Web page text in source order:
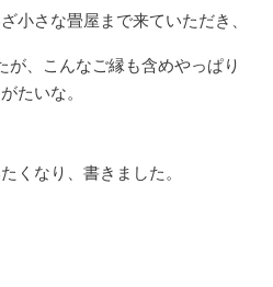
小さな畳屋まで来ていただき、
が、こんなご縁も含めやっぱり
たいな。
くなり、書きました。